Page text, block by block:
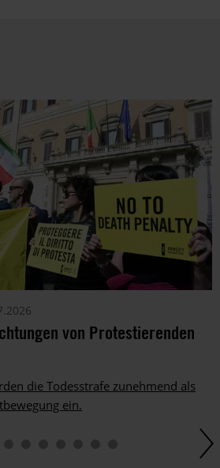
von Protestierenden
die Todesstrafe zunehmend als
ein.